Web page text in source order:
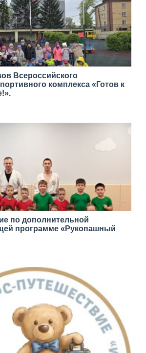
Всероссийского
комплекса «Готов к
по дополнительной
программе «Рукопашный